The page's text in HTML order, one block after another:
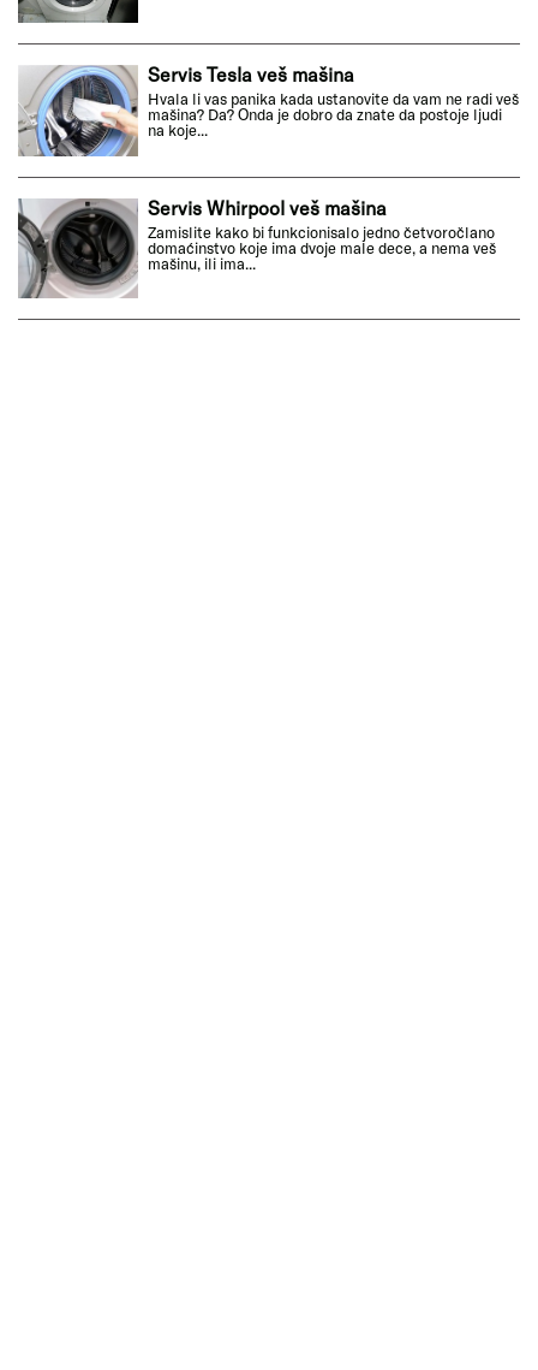
Servis Tesla veš mašina
Hvala li vas panika kada ustanovite da vam ne radi veš
mašina? Da? Onda je dobro da znate da postoje ljudi
na koje...
Servis Whirpool veš mašina
Zamislite kako bi funkcionisalo jedno četvoročlano
domaćinstvo koje ima dvoje male dece, a nema veš
mašinu, ili ima...